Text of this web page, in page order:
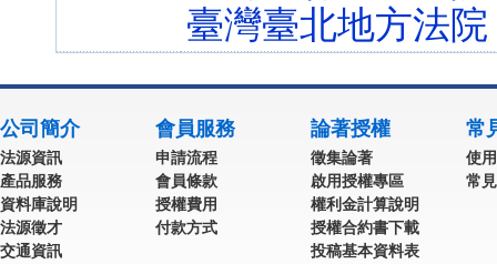
臺灣臺北地方法
公司簡介
法源資訊
產品服務
資料庫說明
法源徵才
交通資訊
會員服務
申請流程
會員條款
授權費用
付款方式
論著授權
徵集論著
啟用授權專區
權利金計算說明
授權合約書下載
投稿基本資料表
常
使
常